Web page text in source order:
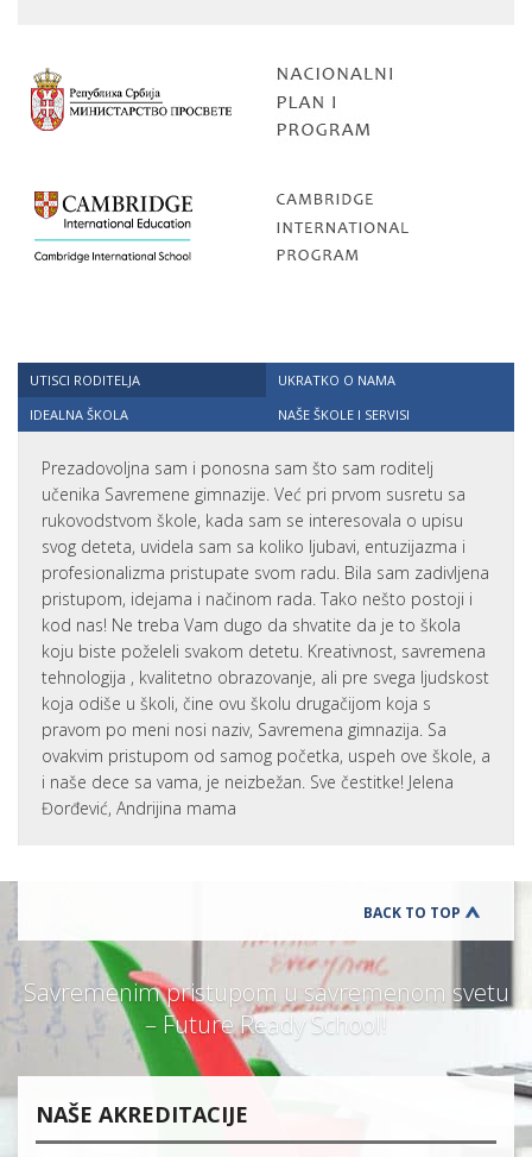
UTISCI RODITELJA
UKRATKO O NAMA
IDEALNA ŠKOLA
NAŠE ŠKOLE I SERVISI
Prezadovoljna sam i ponosna sam što sam roditelj
učenika Savremene gimnazije. Već pri prvom susretu sa
rukovodstvom škole, kada sam se interesovala o upisu
svog deteta, uvidela sam sa koliko ljubavi, entuzijazma i
profesionalizma pristupate svom radu. Bila sam zadivljena
pristupom, idejama i načinom rada. Tako nešto postoji i
kod nas! Ne treba Vam dugo da shvatite da je to škola
koju biste poželeli svakom detetu. Kreativnost, savremena
tehnologija , kvalitetno obrazovanje, ali pre svega ljudskost
koja odiše u školi, čine ovu školu drugačijom koja s
pravom po meni nosi naziv, Savremena gimnazija. Sa
ovakvim pristupom od samog početka, uspeh ove škole, a
i naše dece sa vama, je neizbežan. Sve čestitke! Jelena
Đorđević, Andrijina mama
BACK TO TOP
Savremenim pristupom u savremenom svetu
– Future Ready School!
NAŠE AKREDITACIJE